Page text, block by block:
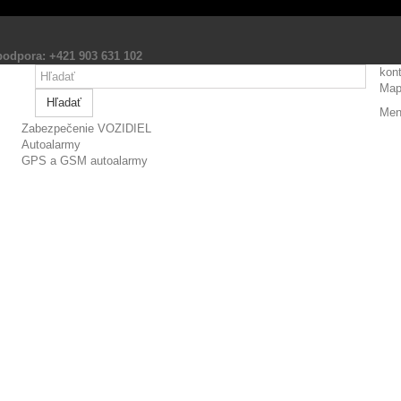
+421 903 631 102
Hľadať
Zabezpečenie VOZIDIEL
Autoalarmy
GPS a GSM autoalarmy